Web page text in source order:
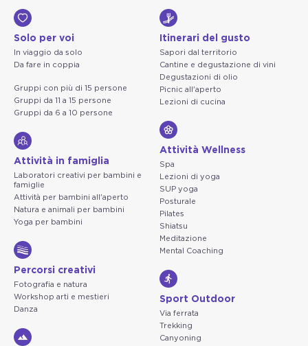
Solo per voi
In viaggio da solo
Da fare in coppia
Gruppi con più di 15 persone
Gruppi da 11 a 15 persone
Gruppi da 6 a 10 persone
Attività in famiglia
Laboratori creativi per bambini e
famiglie
Attività per bambini all'aperto
Natura e animali per bambini
Yoga per bambini
Percorsi creativi
Fotografia e natura
Workshop arti e mestieri
Danza
Itinerari del gusto
Sapori dal territorio
Cantine e degustazione di vini
Degustazioni di olio
Picnic all'aperto
Lezioni di cucina
Attività Wellness
Spa
Lezioni di yoga
SUP yoga
Posturale
Pilates
Shiatsu
Meditazione
Mental Coaching
Sport Outdoor
Via ferrata
Trekking
Canyoning